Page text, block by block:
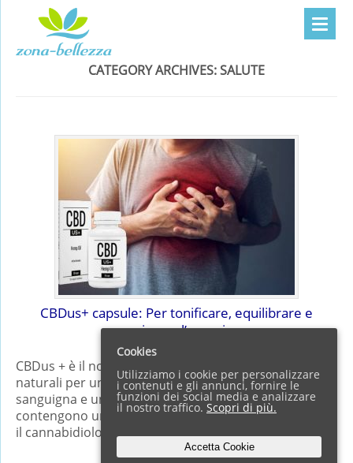
CATEGORY ARCHIVES:SALUTE
CBDus+ capsule: Per tonificare, equilibrare e
armonizzare l’organismo
CBDus + è il nome di un nuovo prodotto in capsule
naturali per un migliore equilibrio della pressione
sanguigna e un ritrovato benessere. Queste capsule
contengono un estratto esclusivo di olio di cannabis,
il cannabidiolo,…
Cookies
Utilizziamo i cookie per personalizzare
i contenuti e gli annunci, fornire le
funzioni dei social media e analizzare
il nostro traffico. Scopri di più.
Accetta Cookie